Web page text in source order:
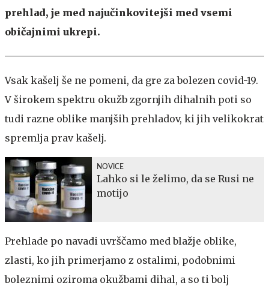
prehlad, je med najučinkovitejši med vsemi
običajnimi ukrepi.
Vsak kašelj še ne pomeni, da gre za bolezen covid-19.
V širokem spektru okužb zgornjih dihalnih poti so
tudi razne oblike manjših prehladov, ki jih velikokrat
spremlja prav kašelj.
NOVICE
Lahko si le želimo, da se Rusi ne
motijo
Prehlade po navadi uvrščamo med blažje oblike,
zlasti, ko jih primerjamo z ostalimi, podobnimi
boleznimi oziroma okužbami dihal, a so ti bolj